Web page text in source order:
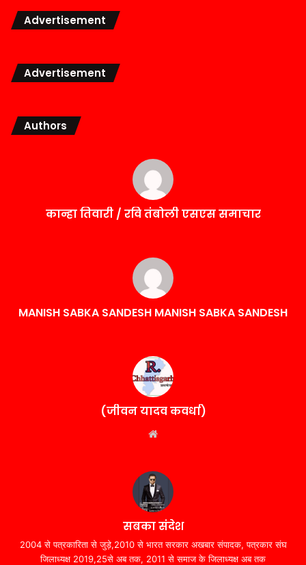
Advertisement
Advertisement
Authors
कान्हा तिवारी / रवि तंबोली एसएस समाचार
MANISH SABKA SANDESH MANISH SABKA SANDESH
(जीवन यादव कवर्धा)
सबका संदेश
2004 से पत्रकारिता से जुड़े,2010 से भारत सरकार अखबार संपादक, पत्रकार संघ
जिलाध्यक्ष 2019,25से अब तक, 2011 से समाज के जिलाध्यक्ष अब तक